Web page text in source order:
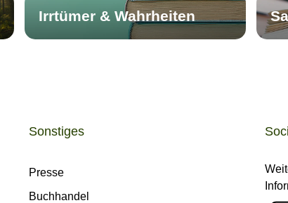
Irrtümer & Wahrheiten
Sonstiges
Presse
Buchhandel